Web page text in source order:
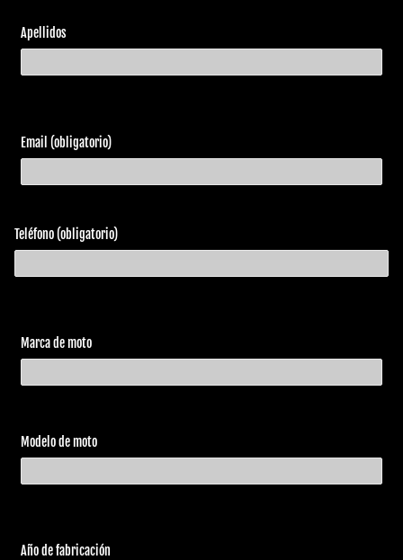
2010
Harley
Davidson
FLHXSE
1800 ABS
Street
Glide CVO
Davidson
2010
Davidson
CVO
Apellidos
Email (obligatorio)
Teléfono (obligatorio)
Marca de moto
Modelo de moto
Año de fabricación